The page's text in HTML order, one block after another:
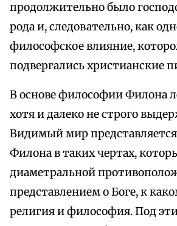
продолжительно было
рода и, следовательно, как
философское влияние,
подвергались христианские
В основе философии Филона
хотя и далеко не строго
Видимый мир
Филона в таких чертах,
диаметральной
представлением о Боге, к
религия и философия. Под